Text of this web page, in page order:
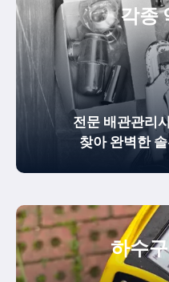
각종
전문 배관관리
찾아 완벽한
하수